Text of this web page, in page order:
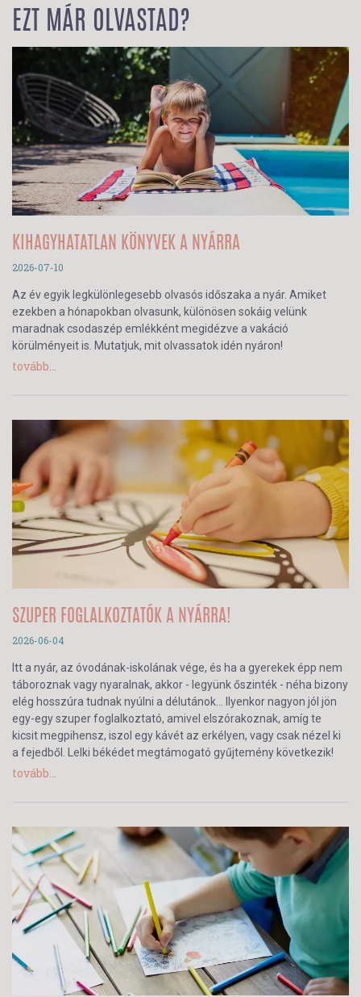
EZT MÁR OLVASTAD?
KIHAGYHATATLAN KÖNYVEK A NYÁRRA
2026-07-10
Az év egyik legkülönlegesebb olvasós időszaka a nyár. Amiket
ezekben a hónapokban olvasunk, különösen sokáig velünk
maradnak csodaszép emlékként megidézve a vakáció
körülményeit is. Mutatjuk, mit olvassatok idén nyáron!
tovább...
SZUPER FOGLALKOZTATÓK A NYÁRRA!
2026-06-04
Itt a nyár, az óvodának-iskolának vége, és ha a gyerekek épp nem
táboroznak vagy nyaralnak, akkor - legyünk őszinték - néha bizony
elég hosszúra tudnak nyúlni a délutánok… Ilyenkor nagyon jól jön
egy-egy szuper foglalkoztató, amivel elszórakoznak, amíg te
kicsit megpihensz, iszol egy kávét az erkélyen, vagy csak nézel ki
a fejedből. Lelki békédet megtámogató gyűjtemény következik!
tovább...